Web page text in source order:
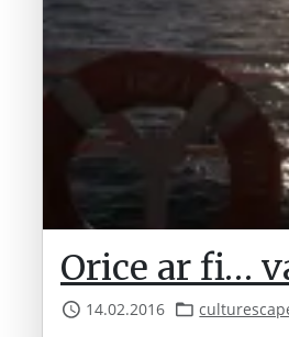
Orice ar fi…
14.02.2016